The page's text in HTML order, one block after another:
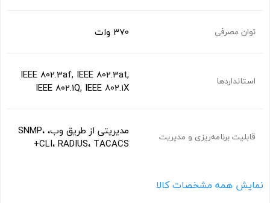
توان مصرفی 370 وات
استانداردها
IEEE 802.3af, IEEE 802.3at,
IEEE 802.1Q, IEEE 802.1X
قابلیت برنامه‌ریزی و مدیریت
مدیریتی از طریق وب، SNMP،
CLI، RADIUS، TACACS+
نمایش همه مشخصات کالا